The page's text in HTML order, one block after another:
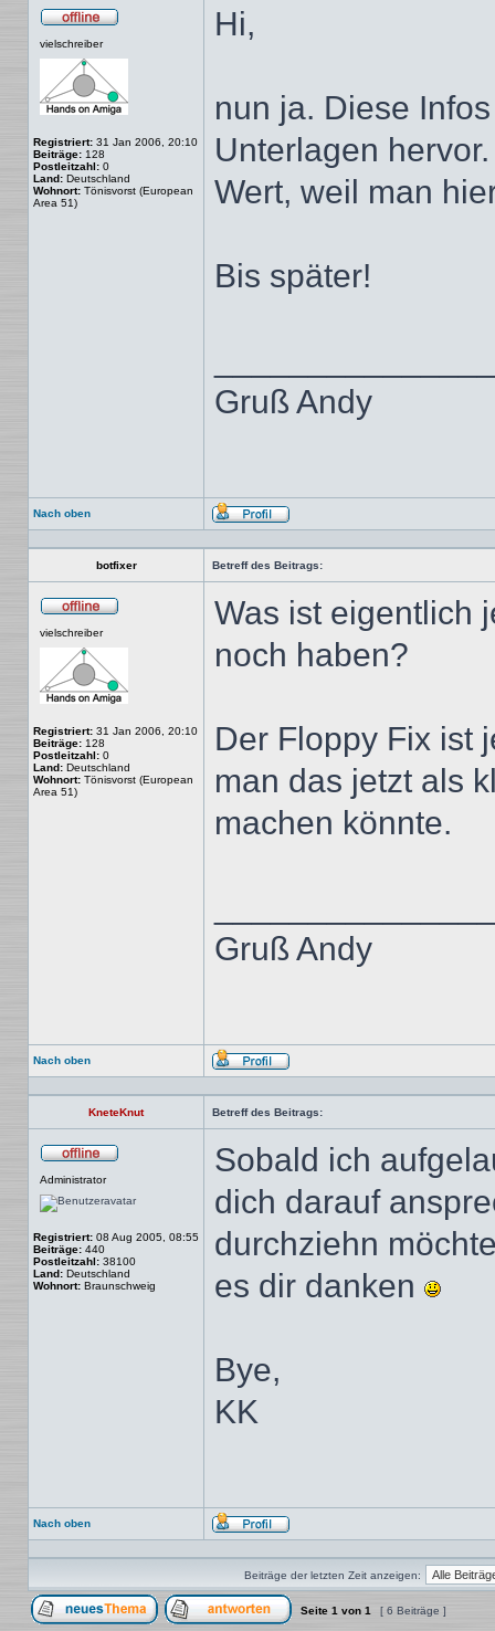
vielschreiber
Registriert: 31 Jan 2006, 20:10
Beiträge: 128
Postleitzahl: 0
Land: Deutschland
Wohnort: Tönisvorst (European
Area 51)
Hi,
nun ja. Diese
Unterlagen
Wert, weil man
Bis später!
Gruß Andy
Nach oben
Profil
botfixer Betreff des Beitrags:
vielschreiber
Registriert: 31 Jan 2006, 20:10
Beiträge: 128
Postleitzahl: 0
Land: Deutschland
Wohnort: Tönisvorst (European
Area 51)
Was ist eigentlich
noch haben?
Der Floppy Fix ist
man das jetzt als
machen könnte.
Gruß Andy
Nach oben
Profil
KneteKnut Betreff des Beitrags:
Administrator
Registriert: 08 Aug 2005, 08:55
Beiträge: 440
Postleitzahl: 38100
Land: Deutschland
Wohnort: Braunschweig
Sobald ich
dich darauf
durchziehn
es dir danken
Bye,
KK
Nach oben
Profil
Beiträge der letzten Zeit anzeigen:
Seite 1 von 1 [ 6 Beiträge ]